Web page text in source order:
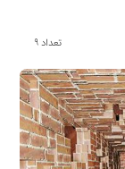
تعداد9